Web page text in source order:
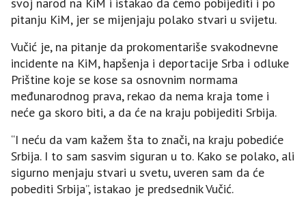
svoj narod na KiM i istakao da ćemo pobijediti i po
pitanju KiM, jer se mijenjaju polako stvari u svijetu.
Vučić je, na pitanje da prokomentariše svakodnevne
incidente na KiM, hapšenja i deportacije Srba i odluke
Prištine koje se kose sa osnovnim normama
međunarodnog prava, rekao da nema kraja tome i
neće ga skoro biti, a da će na kraju pobijediti Srbija.
“I neću da vam kažem šta to znači, na kraju pobediće
Srbija. I to sam sasvim siguran u to. Kako se polako, ali
sigurno menjaju stvari u svetu, uveren sam da će
pobediti Srbija”, istakao je predsednik Vučić.